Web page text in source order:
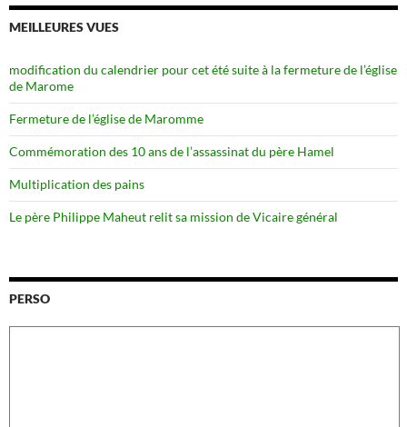
MEILLEURES VUES
modification du calendrier pour cet été suite à la fermeture de l’église
de Marome
Fermeture de l’église de Maromme
Commémoration des 10 ans de l’assassinat du père Hamel
Multiplication des pains
Le père Philippe Maheut relit sa mission de Vicaire général
PERSO